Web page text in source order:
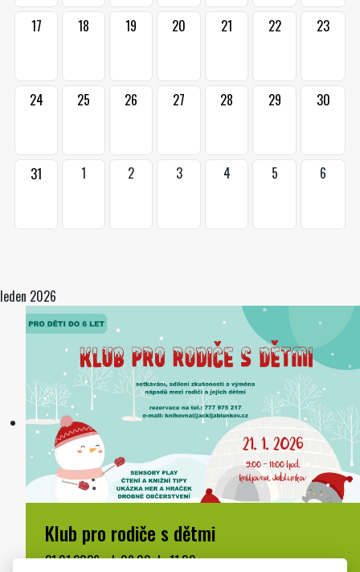
17 18 19 20 21 22 23
24 25 26 27 28 29 30
31 1 2 3 4 5 6
leden 2026
Klub pro rodiče s dětmi
21.01.2026 od: 09:00 do 11:00